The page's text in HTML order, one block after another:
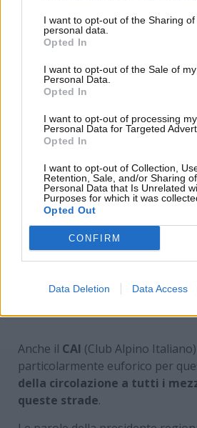
I want to opt-out of the Sharing of
personal data.
Opted In
I want to opt-out of the Sale of my
Personal Data.
Opted In
I want to opt-out of processing my
Personal Data for Targeted
Opted In
I want to opt-out of Collection,
Retention, Sale, and/or Sharing
Personal Data that Is Unrelated
Purposes for which it was
Opted Out
CONFIRM
Data Deletion Data Access
piste, sono patrimonio. Questa
coerenza alla nostra
Divieto di transito dei mezzi a
Anche il CAI (Club Alpino
particolarmente euforico per
della circolazione a tutti i
queste strade.